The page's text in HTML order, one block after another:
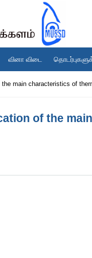
வினா விடை
main characteristics of
of the